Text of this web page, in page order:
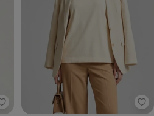
Infinita Cor - Blusa Feminina